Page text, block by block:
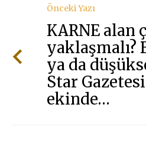
Önceki Yazı
KARNE alan
yaklaşmalı?
ya da
Star
ekinde…